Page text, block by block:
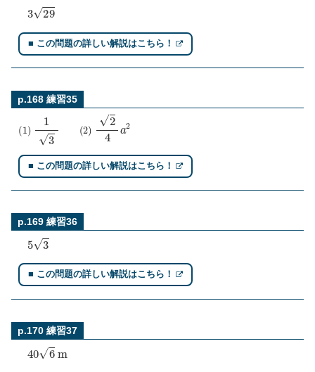
3 29
■ この問題の詳しい解説はこちら！
p.168 練習35
( 1 3 ( 2 24a
■ この問題の詳しい解説はこちら！
p.169 練習36
5 3
■ この問題の詳しい解説はこちら！
p.170 練習37
40 6 m